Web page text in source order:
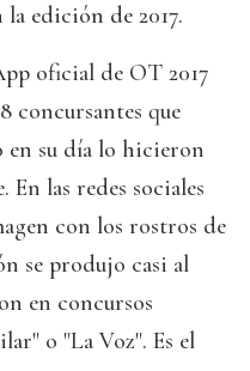
edición de 2017.
oficial de OT 2017
concursantes que
en su día lo hicieron
En las redes sociales
con los rostros de
se produjo casi al
en concursos
o "La Voz". Es el